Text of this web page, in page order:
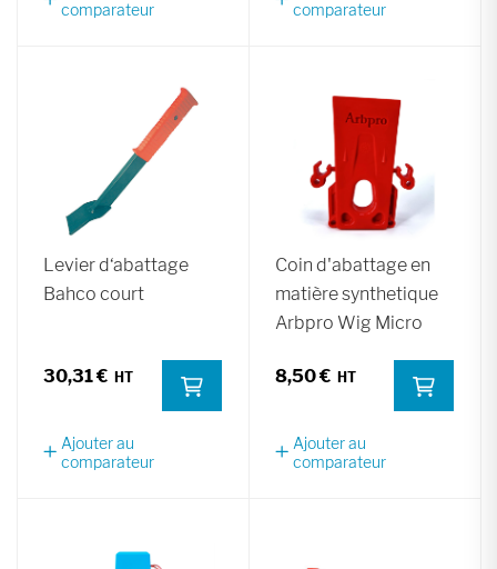
comparateur
comparateur
Levier d‘abattage
Bahco court
30,31 €
Ajouter au
comparateur
Coin d'abattage en
matière synthetique
Arbpro Wig Micro
8,50 €
Ajouter au
comparateur